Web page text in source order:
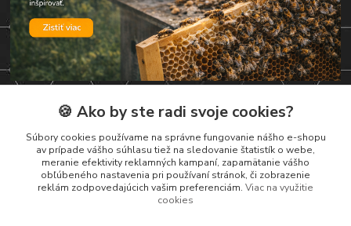
Zákaznická podpora
+421 919 037 687
Po – Pi 8:00 – 17:00
🍪 Ako by ste radi svoje cookies?
Súbory cookies používame na správne fungovanie nášho e-shopu
av prípade vášho súhlasu tiež na sledovanie štatistík o webe,
meranie efektivity reklamných kampaní, zapamätanie vášho
obľúbeného nastavenia pri používaní stránok, či zobrazenie
reklám zodpovedajúcich vašim preferenciám. Viac na využitie
cookies